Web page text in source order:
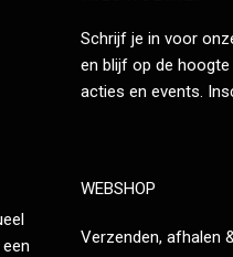
Schrijf je in voor
en blijf op de hoogte
acties en events.
WEBSHOP
Verzenden, afhalen